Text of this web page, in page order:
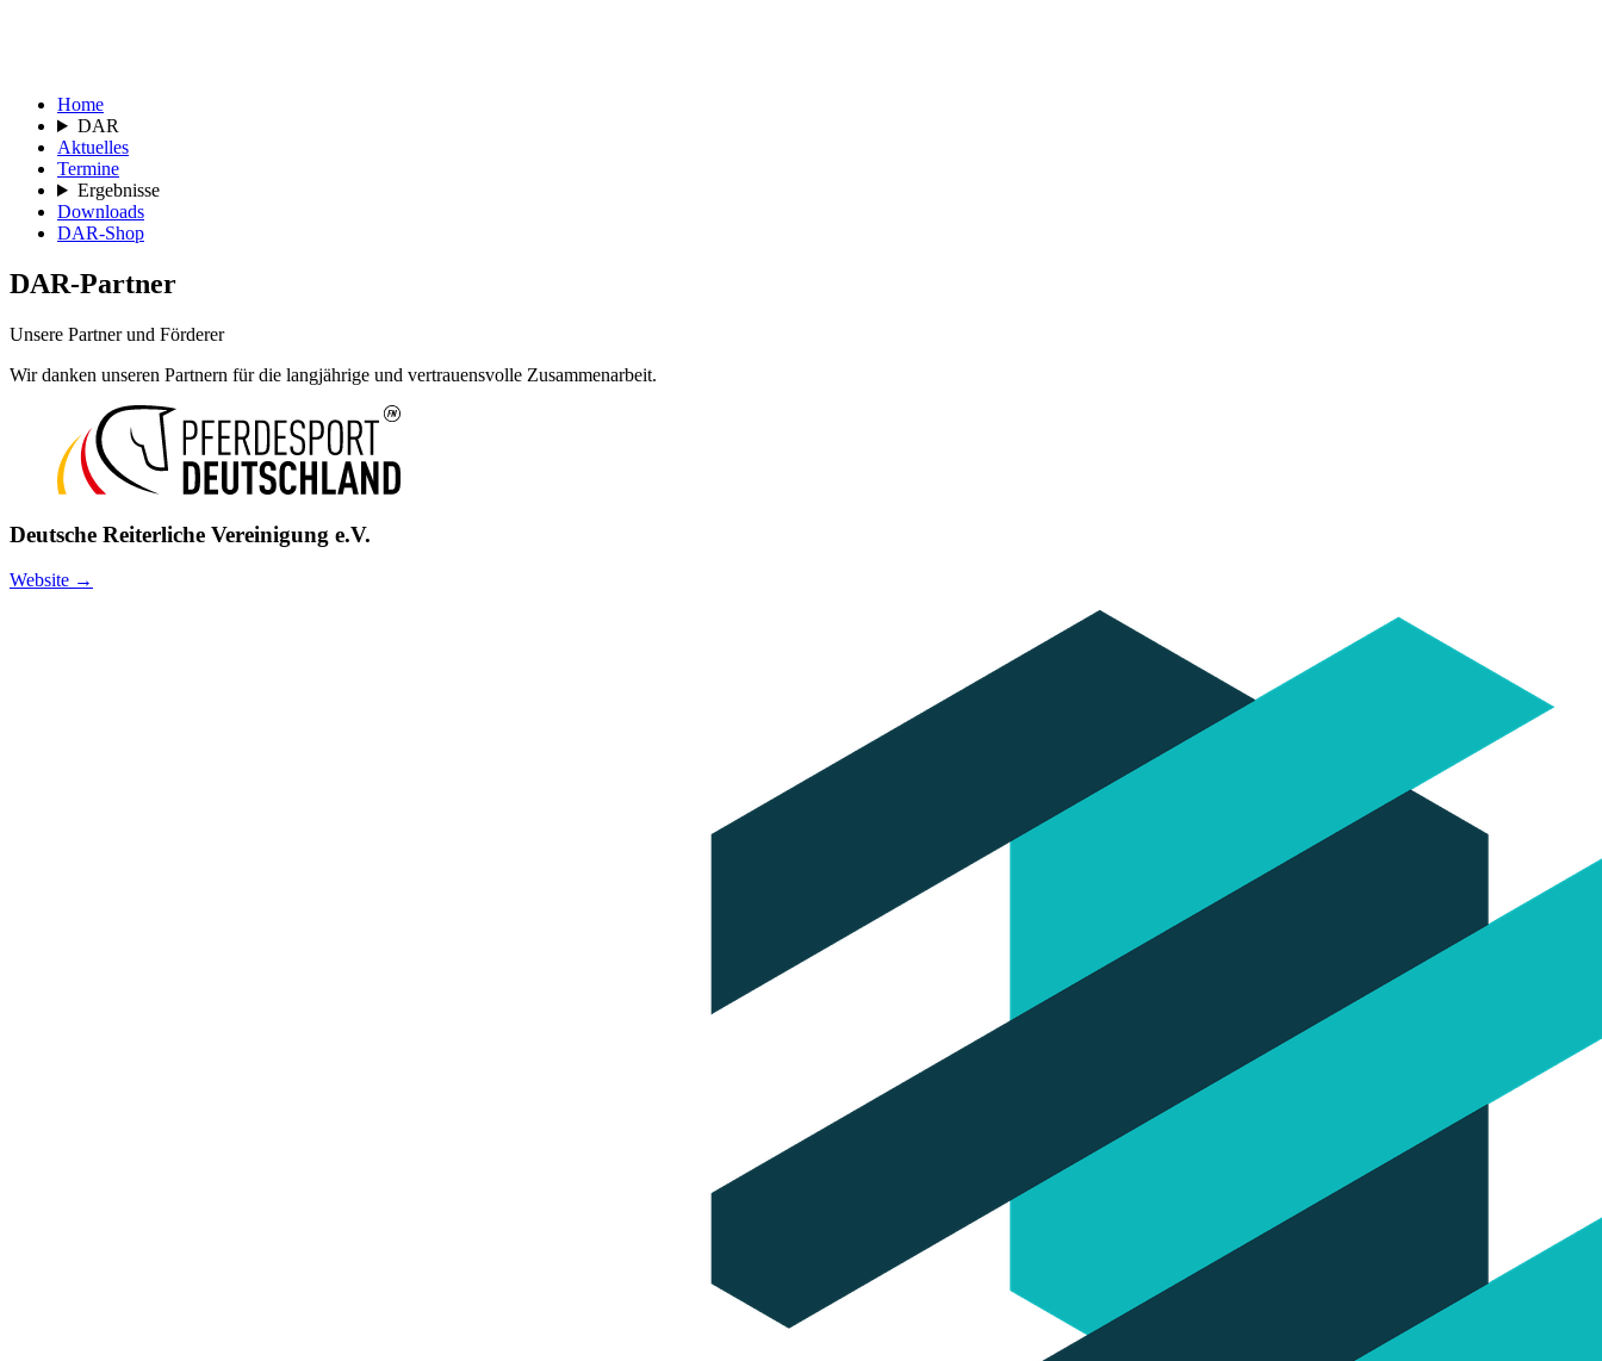
Home
DAR
Aktuelles
Termine
Ergebnisse
Downloads
DAR-Shop
DAR-Partner
Unsere Partner und Förderer
Wir danken unseren Partnern für die langjährige und vertrauensvolle Zusammenarbeit.
Deutsche Reiterliche Vereinigung e.V.
Website →